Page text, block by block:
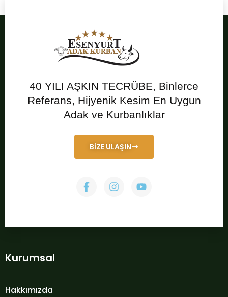
40 YILI AŞKIN TECRÜBE, Binlerce
Referans, Hijyenik Kesim En Uygun
Adak ve Kurbanlıklar
BİZE ULAŞIN
Kurumsal
Hakkımızda